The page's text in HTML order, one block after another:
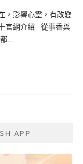
，影響心靈，有改變
官網介紹 從事香與
…
APP